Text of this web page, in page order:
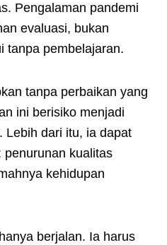
Pengalaman pandemi
evaluasi, bukan
tanpa pembelajaran.
tanpa perbaikan yang
ini berisiko menjadi
Lebih dari itu, ia dapat
penurunan kualitas
kehidupan
berjalan. Ia harus